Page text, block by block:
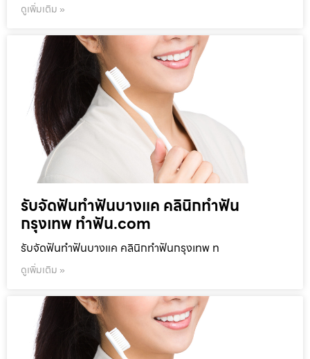
ดูเพิ่มเติม »
รับจัดฟันทำฟันบางแค คลินิกทำฟัน
กรุงเทพ ทำฟัน.com
รับจัดฟันทำฟันบางแค คลินิกทำฟันกรุงเทพ ท
ดูเพิ่มเติม »